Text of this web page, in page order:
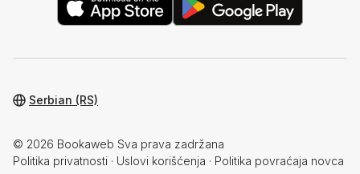
© 2026 Bookaweb Sva prava zadržana
Politika privatnosti · Uslovi korišćenja · Politika povraćaja novca
Serbian (RS)